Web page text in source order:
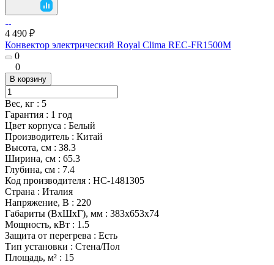
4 490 ₽
Конвектор электрический Royal Clima REC-FR1500M
0
0
В корзину
Вес, кг : 5
Гарантия : 1 год
Цвет корпуса : Белый
Производитель : Китай
Высота, см : 38.3
Ширина, см : 65.3
Глубина, см : 7.4
Код производителя : НС-1481305
Страна : Италия
Напряжение, В : 220
Габариты (ВхШхГ), мм : 383х653х74
Мощность, кВт : 1.5
Защита от перегрева : Есть
Тип установки : Стена/Пол
Площадь, м² : 15